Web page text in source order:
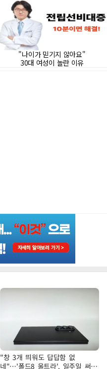
"창 3개 띄워도 답답함 없
네"…'폴드8 울트라', 일주일 써보